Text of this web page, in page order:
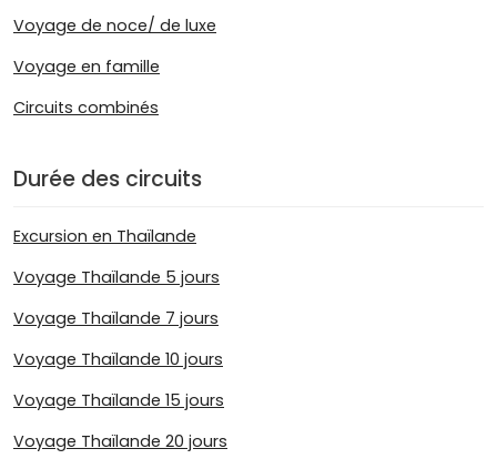
Voyage de noce/ de luxe
Voyage en famille
Circuits combinés
Durée des circuits
Excursion en Thaïlande
Voyage Thaïlande 5 jours
Voyage Thaïlande 7 jours
Voyage Thaïlande 10 jours
Voyage Thaïlande 15 jours
Voyage Thaïlande 20 jours